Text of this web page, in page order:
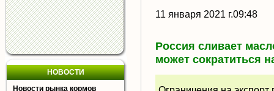
НОВОСТИ
Новости рынка кормов
11 января 2021 г.09:48
Россия сливает
может сократиться